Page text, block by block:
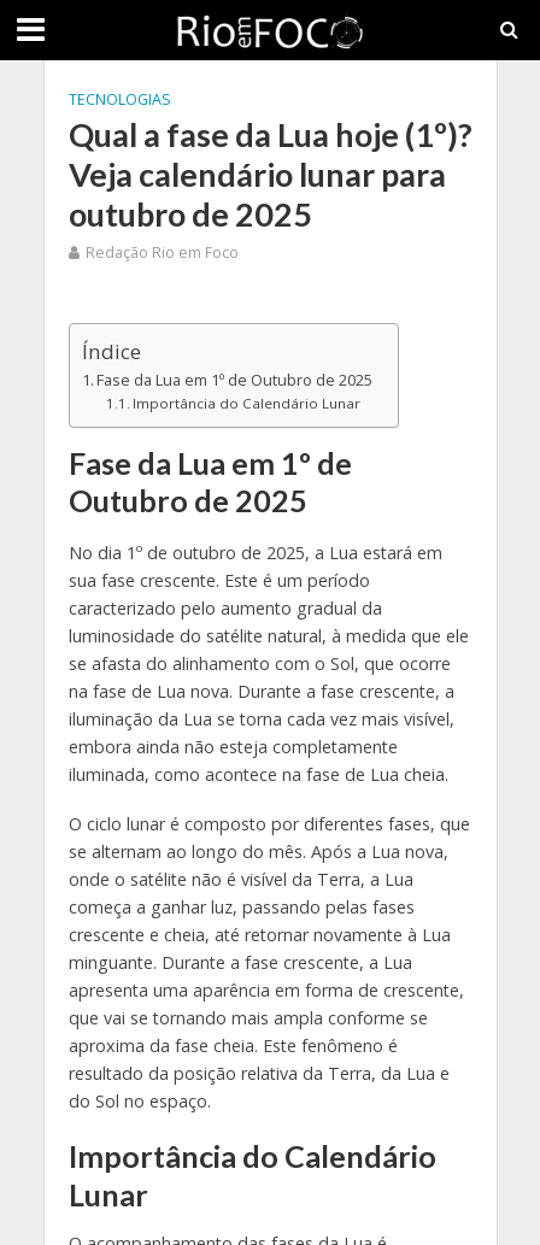
TECNOLOGIAS
Qual a fase da Lua hoje (1º)?
Veja calendário lunar para
outubro de 2025
Redação Rio em Foco
Índice
Fase da Lua em 1º de Outubro de 2025
Importância do Calendário Lunar
Fase da Lua em 1º de
Outubro de 2025
No dia 1º de outubro de 2025, a Lua estará em
sua fase crescente. Este é um período
caracterizado pelo aumento gradual da
luminosidade do satélite natural, à medida que ele
se afasta do alinhamento com o Sol, que ocorre
na fase de Lua nova. Durante a fase crescente, a
iluminação da Lua se torna cada vez mais visível,
embora ainda não esteja completamente
iluminada, como acontece na fase de Lua cheia.
O ciclo lunar é composto por diferentes fases, que
se alternam ao longo do mês. Após a Lua nova,
onde o satélite não é visível da Terra, a Lua
começa a ganhar luz, passando pelas fases
crescente e cheia, até retornar novamente à Lua
minguante. Durante a fase crescente, a Lua
apresenta uma aparência em forma de crescente,
que vai se tornando mais ampla conforme se
aproxima da fase cheia. Este fenômeno é
resultado da posição relativa da Terra, da Lua e
do Sol no espaço.
Importância do Calendário
Lunar